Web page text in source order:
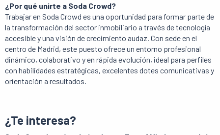
¿Por qué unirte a Soda Crowd?
Trabajar en Soda Crowd es una oportunidad para formar parte de
la transformación del sector inmobiliario a través de tecnología
accesible y una visión de crecimiento audaz. Con sede en el
centro de Madrid, este puesto ofrece un entorno profesional
dinámico, colaborativo y en rápida evolución, ideal para perfiles
con habilidades estratégicas, excelentes dotes comunicativas y
orientación a resultados.
¿Te interesa?